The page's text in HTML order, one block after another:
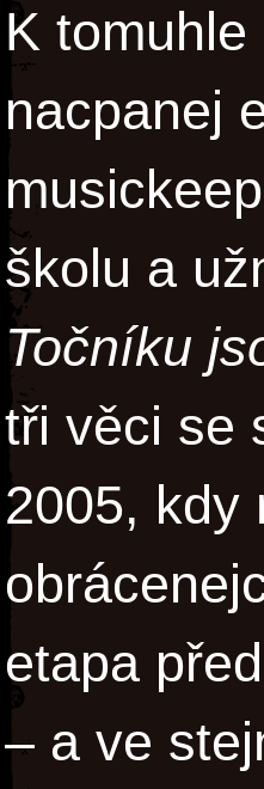
K
nacpanej
školu a
Točníku
tři věci se
2005, kdy
etapa
– a ve